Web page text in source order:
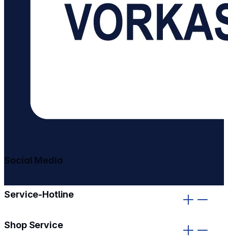
Service-Hotline
Shop Service
Social Media